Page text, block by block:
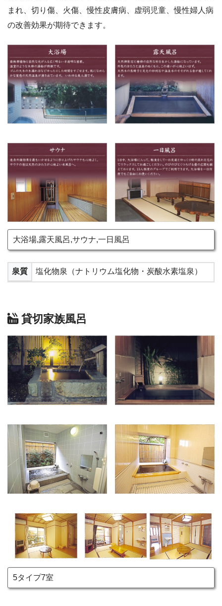
まれ、切り傷、火傷、慢性皮膚病、虚弱児童、慢性婦人病
の改善効果が期待できます。
大浴場,露天風呂,サウナ,一日風呂
泉質 塩化物泉（ナトリウム塩化物・炭酸水素塩泉）
貸切家族風呂
5タイプ7室